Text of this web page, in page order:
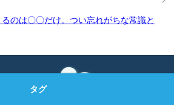
のは〇〇だけ。つい忘れがちな常識と
タグ